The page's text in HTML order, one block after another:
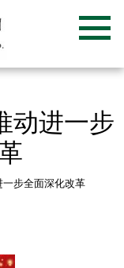
动进一步
步全面深化改革